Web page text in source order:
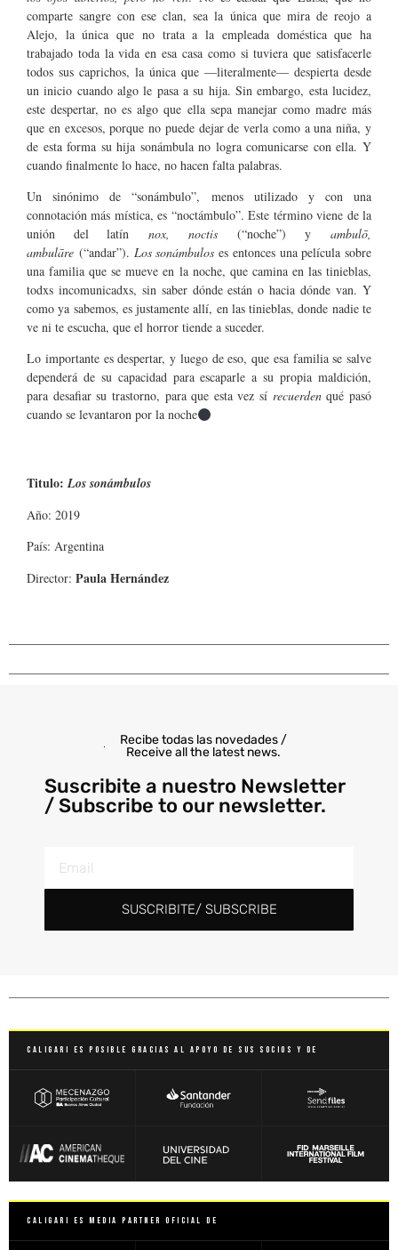
comparte sangre con ese clan, sea la única que mira de reojo a
Alejo, la única que no trata a la empleada doméstica que ha
trabajado toda la vida en esa casa como si tuviera que satisfacerle
todos sus caprichos, la única que —literalmente— despierta desde
un inicio cuando algo le pasa a su hija. Sin embargo, esta lucidez,
este despertar, no es algo que ella sepa manejar como madre más
que en excesos, porque no puede dejar de verla como a una niña, y
de esta forma su hija sonámbula no logra comunicarse con ella. Y
cuando finalmente lo hace, no hacen falta palabras.
Un sinónimo de “sonámbulo”, menos utilizado y con una
connotación más mística, es “noctámbulo”. Este término viene de la
unión del latínnox, noctis(“noche”) yambulō,
ambulāre (“andar”). Los sonámbulos es entonces una película sobre
una familia que se mueve en la noche, que camina en las tinieblas,
todxs incomunicadxs, sin saber dónde están o hacia dónde van. Y
como ya sabemos, es justamente allí, en las tinieblas, donde nadie te
ve ni te escucha, que el horror tiende a suceder.
Lo importante es despertar, y luego de eso, que esa familia se salve
dependerá de su capacidad para escaparle a su propia maldición,
para desafiar su trastorno, para que esta vez sí recuerdenqué pasó
cuando se levantaron por la noche
Titulo:Los sonámbulos
Año: 2019
País: Argentina
Director: Paula Hernández
Recibe todas las novedades /
Receive all the latest news.
Suscribite a nuestro Newsletter
/ Subscribe to our newsletter.
SUSCRIBITE/ SUBSCRIBE
Caligari es posible gracias al apoyo de sus socios y de
Caligari es Media Partner Oficial de